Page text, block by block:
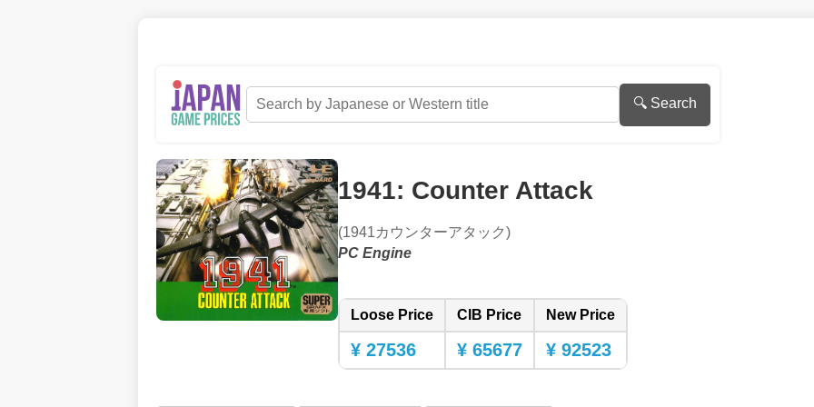
🔍 Search
1941: Counter Attack
(1941カウンターアタック)
PC Engine
Loose Price CIB Price New Price
¥ 27536 ¥ 65677 ¥ 92523